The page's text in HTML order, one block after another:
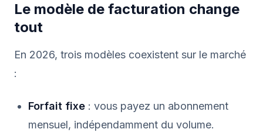
Le modèle de facturation change
tout
En 2026, trois modèles coexistent sur le marché
:
Forfait fixe : vous payez un abonnement
mensuel, indépendamment du volume.